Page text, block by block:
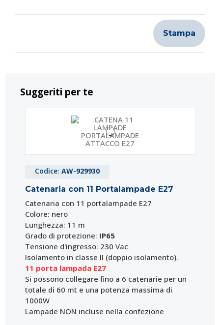
Stampa
Suggeriti per te
Codice: AW-929930
Catenaria con 11 Portalampade E27
Catenaria con 11 portalampade E27
Colore: nero
Lunghezza: 11 m
Grado di protezione: IP65
Tensione d'ingresso: 230 Vac
Isolamento in classe II (doppio isolamento).
11 porta lampada E27
Si possono collegare fino a 6 catenarie per un
totale di 60 mt e una potenza massima di
1000W
Lampade NON incluse nella confezione